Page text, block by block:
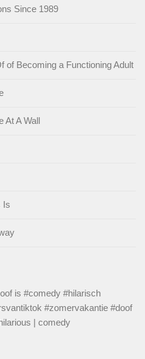
Since 1989
of Becoming a Functioning Adult
At A Wall
Is
is #comedy #hilarisch
#zomervakantie #doof
| comedy